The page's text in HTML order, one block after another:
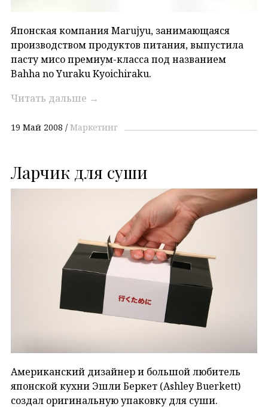
Японская компания Marujyu, занимающаяся
производством продуктов питания, выпустила
пасту мисо премиум-класса под названием
Bahha no Yuraku Kyoichiraku.
Читать дальше →
19 Май 2008 Маркетинг
Ларчик для суши
Американский дизайнер и большой любитель
японской кухни Эшли Беркет (Ashley Buerkett)
создал оригинальную упаковку для суши.